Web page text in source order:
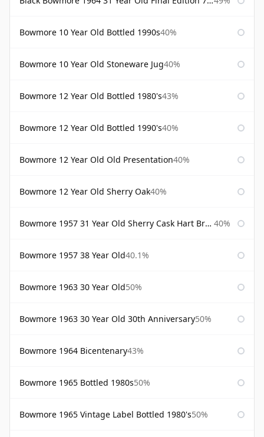
Bowmore 10 Year Old Bottled 1990s40%
Bowmore 10 Year Old Stoneware Jug40%
Bowmore 12 Year Old Bottled 1980's43%
Bowmore 12 Year Old Bottled 1990's40%
Bowmore 12 Year Old Old Presentation40%
Bowmore 12 Year Old Sherry Oak40%
Bowmore 1957 31 Year Old Sherry Cask Hart Brothers 40%
Bowmore 1957 38 Year Old40.1%
Bowmore 1963 30 Year Old50%
Bowmore 1963 30 Year Old 30th Anniversary50%
Bowmore 1964 Bicentenary43%
Bowmore 1965 Bottled 1980s50%
Bowmore 1965 Vintage Label Bottled 1980's50%